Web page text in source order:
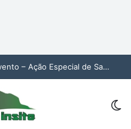
Tribunal da Relação de Barlavento – Ação Especial de Sandra Helena Monteiro Lima (2. pub)